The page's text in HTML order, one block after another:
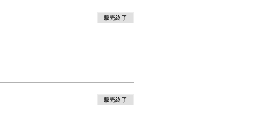
販売終了
販売終了